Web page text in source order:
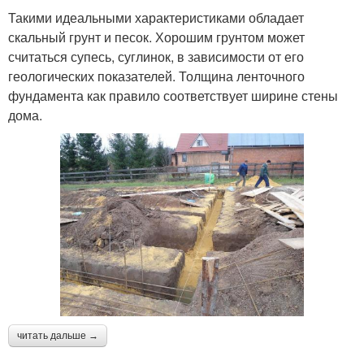
Такими идеальными характеристиками обладает
скальный грунт и песок. Хорошим грунтом может
считаться супесь, суглинок, в зависимости от его
геологических показателей. Толщина ленточного
фундамента как правило соответствует ширине стены
дома.
читать дальше →